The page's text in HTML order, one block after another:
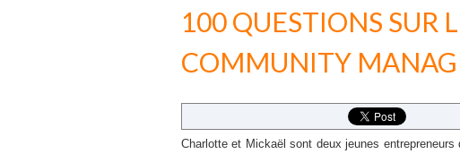
100 QUESTIONS SUR
COMMUNITY
Charlotte et Mickaël sont deux jeunes